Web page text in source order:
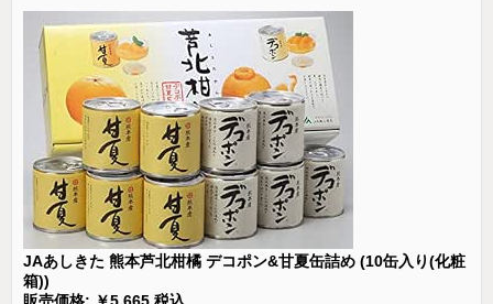
JAあしきた 熊本芦北柑橘 デコポン&甘夏缶詰め (10缶入り(化粧
箱))
販売価格: ￥5,665 税込